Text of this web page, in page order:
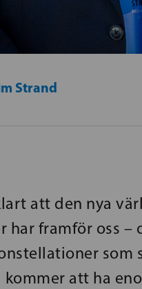
Strand
att den nya
har framför oss –
som
kommer att ha